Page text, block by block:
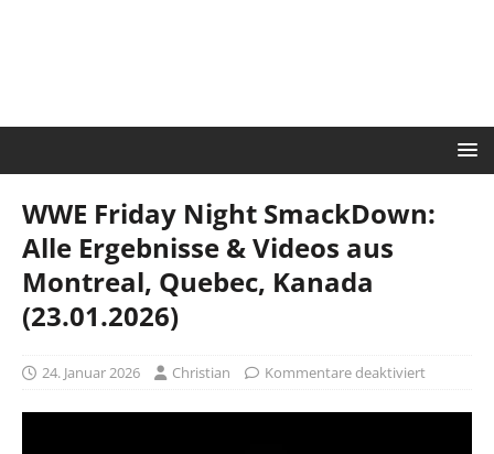
WWE Friday Night SmackDown:
Alle Ergebnisse & Videos aus
Montreal, Quebec, Kanada
(23.01.2026)
24. Januar 2026 Christian Kommentare deaktiviert